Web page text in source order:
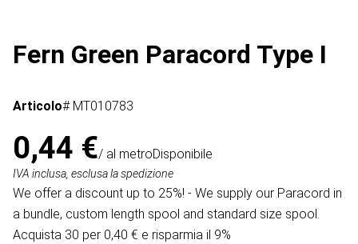
Fern Green Paracord Type I
Articolo# MT010783
0,44 €/ al metroDisponibile
IVA inclusa, esclusa la spedizione
We offer a discount up to 25%! - We supply our Paracord in
a bundle, custom length spool and standard size spool.
Acquista 30 per 0,40 € e risparmia il 9%